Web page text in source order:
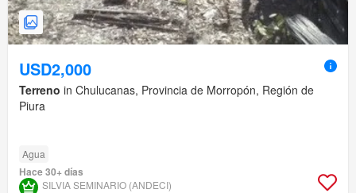
USD2,000
Terreno in Chulucanas, Provincia de Morropón, Región de
Piura
Agua
Hace 30+ días
SILVIA SEMINARIO (ANDECI)